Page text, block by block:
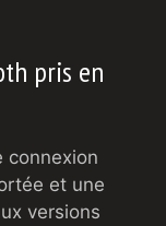
pris en
connexion
et une
versions